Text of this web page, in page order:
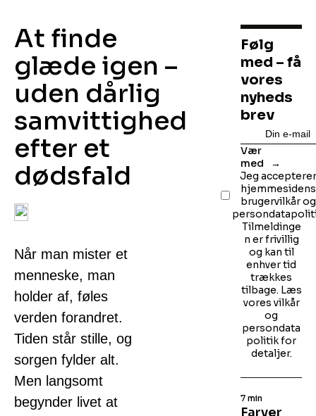
At finde
glæde igen –
uden dårlig
samvittighed
efter et
dødsfald
Når man mister et
menneske, man
holder af, føles
verden forandret.
Tiden står stille, og
sorgen fylder alt.
Men langsomt
begynder livet at
Følg
med – få
vores
nyheds
brev
Vær
med
Jeg
hjemmesidens
brugervilkår og
Tilmeldinge
n er frivillig
og kan til
enhver tid
trækkes
tilbage. Læs
vores vilkår
og
persondata
politik for
detaljer.
Farver
7 min